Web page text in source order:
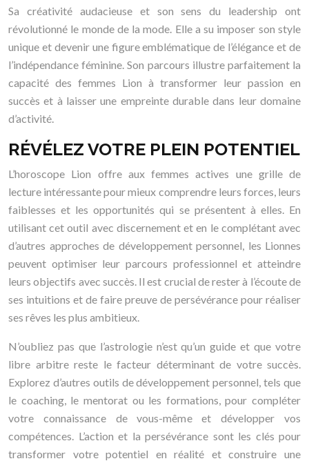
Sa créativité audacieuse et son sens du leadership ont
révolutionné le monde de la mode. Elle a su imposer son style
unique et devenir une figure emblématique de l’élégance et de
l’indépendance féminine. Son parcours illustre parfaitement la
capacité des femmes Lion à transformer leur passion en
succès et à laisser une empreinte durable dans leur domaine
d’activité.
RÉVÉLEZ VOTRE PLEIN POTENTIEL
L’horoscope Lion offre aux femmes actives une grille de
lecture intéressante pour mieux comprendre leurs forces, leurs
faiblesses et les opportunités qui se présentent à elles. En
utilisant cet outil avec discernement et en le complétant avec
d’autres approches de développement personnel, les Lionnes
peuvent optimiser leur parcours professionnel et atteindre
leurs objectifs avec succès. Il est crucial de rester à l’écoute de
ses intuitions et de faire preuve de persévérance pour réaliser
ses rêves les plus ambitieux.
N’oubliez pas que l’astrologie n’est qu’un guide et que votre
libre arbitre reste le facteur déterminant de votre succès.
Explorez d’autres outils de développement personnel, tels que
le coaching, le mentorat ou les formations, pour compléter
votre connaissance de vous-même et développer vos
compétences. L’action et la persévérance sont les clés pour
transformer votre potentiel en réalité et construire une